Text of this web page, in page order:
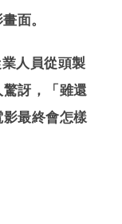
面。
人員從頭製
訝，「雖還
最終會怎樣